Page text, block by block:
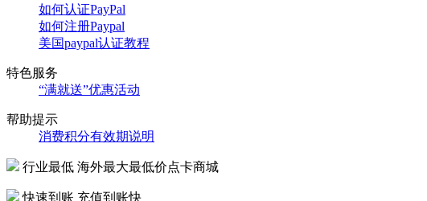
如何认证PayPal
如何注册Paypal
美国paypal认证教程
特色服务
“满就送”优惠活动
帮助提示
消费积分有效期说明
行业最低 海外最大最低价点卡商城
快速到账 充值到账快